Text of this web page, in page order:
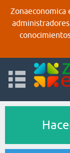
Zonaeconomica